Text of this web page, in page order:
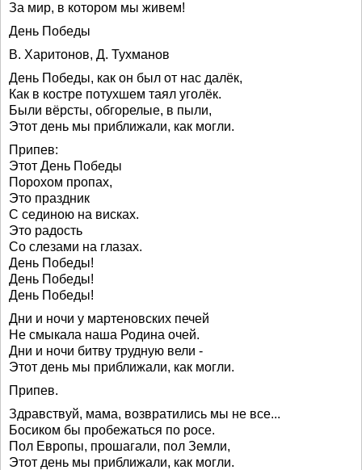
За мир, в котором мы живем!
День Победы
В. Харитонов, Д. Тухманов
День Победы, как он был от нас далёк,
Как в костре потухшем таял уголёк.
Были вёрсты, обгорелые, в пыли,
Этот день мы приближали, как могли.
Припев:
Этот День Победы
Порохом пропах,
Это праздник
С сединою на висках.
Это радость
Со слезами на глазах.
День Победы!
День Победы!
День Победы!
Дни и ночи у мартеновских печей
Не смыкала наша Родина очей.
Дни и ночи битву трудную вели -
Этот день мы приближали, как могли.
Припев.
Здравствуй, мама, возвратились мы не все...
Босиком бы пробежаться по росе.
Пол Европы, прошагали, пол Земли,
Этот день мы приближали, как могли.